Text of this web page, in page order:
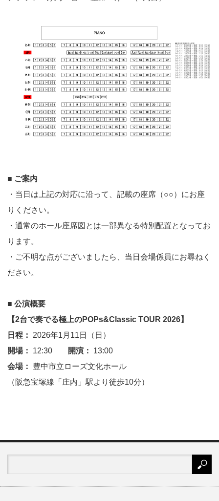
■ ご案内
・当日は上記の対応に沿って、記載の座席（○○）にお座
りください。
・通常のホール座席図とは一部異なる特別配置となってお
ります。
・ご不明な点がございましたら、当日会場係員にお尋ねく
ださい。
■ 公演概要
【2台で奏でる極上のPOPs&Classic TOUR 2026】
日程：
2026年1 月 11 日（日）
開場：
12:30 開演：
13:00
会場：
豊中市立ローズ文化ホール
（阪急宝塚線「庄内」駅より徒歩10分）